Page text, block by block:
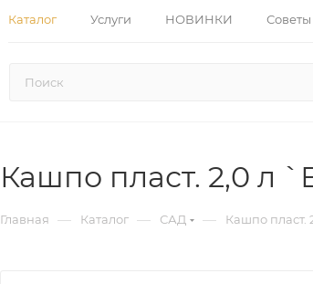
Каталог Услуги НОВИНКИ
Кашпо пласт. 2,0 л
Главная — Каталог — САД — Кашпо пласт.